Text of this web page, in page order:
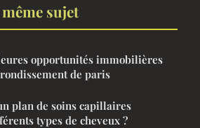
sujet
opportunités immobilières
de paris
plan de soins capillaires
types de cheveux ?